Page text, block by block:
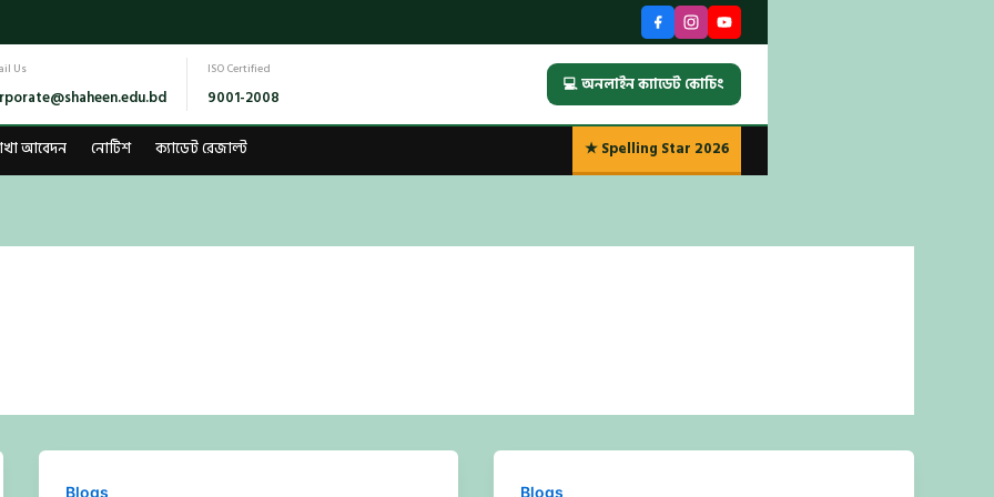
Us ISO Certified
9001-2008
💻 অনলাইন ক্যাডেট কোচিং
আবেদন নোটিশ ক্যাডেট রেজাল্ট ★ Spelling Star 2026
Blogs Blogs